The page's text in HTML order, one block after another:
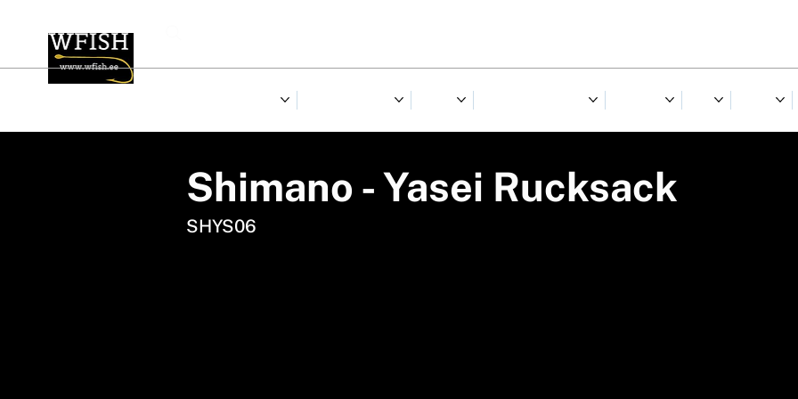
LANDID RULLID & RIDVAD NORRA RIIDED & JALANÕUD TARVIKUD TALV KINGID
Shimano - Yasei Rucksack
SHYS06